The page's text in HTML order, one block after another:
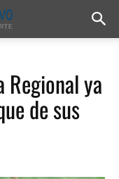
Regional ya
de sus